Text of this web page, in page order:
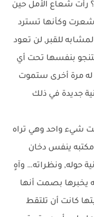
رأت شعاع الأمل حين
شعرت وكأنها تسترد
للقبر, لن تعود
بنفسها تحت أي
مرة أخرى ستموت
جديدة في ذلك
شيء واحد وهي تراه
ينفس دخان
حوله, ونظراته… وآهٍ
يخبرها بصمت أنها
كانت أن تلتقط